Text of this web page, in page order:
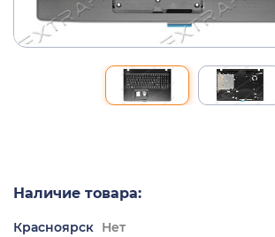
Наличие товара:
Красноярск Нет